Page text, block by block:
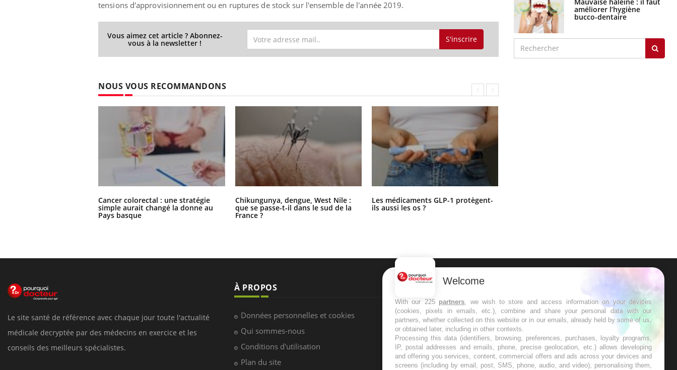
tensions d'approvisionnement ou en ruptures de stock sur l'ensemble de l'année 2019.
Vous aimez cet article ? Abonnez-
vous à la newsletter ! S'inscrire
NOUS VOUS RECOMMANDONS
Cancer colorectal : une stratégie
simple aurait changé la donne au
Pays basque
Chikungunya, dengue, West Nile :
que se passe-t-il dans le sud de la
France ?
Les médicaments GLP-1 protègent-
ils aussi les os ?
améliorer l’hygiène
bucco-dentaire
Le site santé de référence avec chaque jour toute l'actualité
médicale decryptée par des médecins en exercice et les
conseils des meilleurs spécialistes.
À PROPOS
Données personnelles et cookies
Qui sommes-nous
Conditions d'utilisation
Plan du site
NEWSLETTER
Recevez toutes les semaines les meilleures
infos santé
Welcome
With our 225 partners, we wish to store and access information on your devices
(cookies, pixels in emails, etc.), combine and share your personal data with our
partners, whether collected on this website or in our emails, already held by some of us,
or obtained later, including in other contexts.
Processing this data (identifiers, browsing, preferences, purchases, loyalty programs,
IP, postal addresses and emails, phone, precise geolocation, etc.) allows developing
and offering you services, content, commercial offers and ads across your devices and
screens (including by email, post, SMS, phone, audio, and video), personalising them,